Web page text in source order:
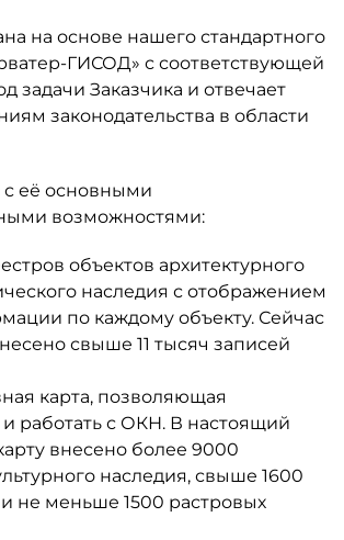
на основе нашего стандартного
ГИСОД» с соответствующей
задачи Заказчика и отвечает
законодательства в области
её основными
возможностями:
объектов архитектурного
наследия с отображением
по каждому объекту. Сейчас
свыше 11 тысяч записей
карта, позволяющая
и работать с ОКН. В настоящий
внесено более 9000
наследия, свыше 1600
не меньше 1500 растровых